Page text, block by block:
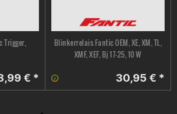
Trigger,
€ *
Blinkerrelais Fantic OEM, XE, XM, TL,
XMF, XEF, Bj 17-25, 10 W
30,95 € *